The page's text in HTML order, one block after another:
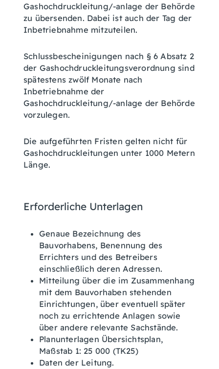
Gashochdruckleitung/-anlage der Behörde
zu übersenden. Dabei ist auch der Tag der
Inbetriebnahme mitzuteilen.
Schlussbescheinigungen nach § 6 Absatz 2
der Gashochdruckleitungsverordnung sind
spätestens zwölf Monate nach
Inbetriebnahme der
Gashochdruckleitung/-anlage der Behörde
vorzulegen.
Die aufgeführten Fristen gelten nicht für
Gashochdruckleitungen unter 1000 Metern
Länge.
Erforderliche Unterlagen
Genaue Bezeichnung des
Bauvorhabens, Benennung des
Errichters und des Betreibers
einschließlich deren Adressen.
Mitteilung über die im Zusammenhang
mit dem Bauvorhaben stehenden
Einrichtungen, über eventuell später
noch zu errichtende Anlagen sowie
über andere relevante Sachstände.
Planunterlagen Übersichtsplan,
Maßstab 1: 25 000 (TK25)
Daten der Leitung.